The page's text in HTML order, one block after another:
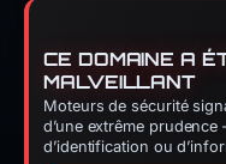
CE DOMAINE A
MALVEILLANT
Moteurs de sécurité
d’une extrême
d’identification ou